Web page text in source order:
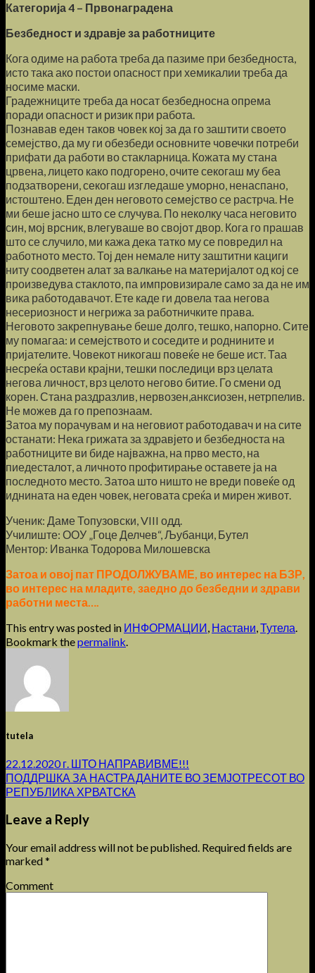
Категорија 4 – Првонаградена
Безбедност и здравје за работниците
Кога одиме на работа треба да пазиме при безбедноста,
исто така ако постои опасност при хемикалии треба да
носиме маски.
Градежниците треба да носат безбедносна опрема
поради опасност и ризик при работа.
Познавав еден таков човек кој за да го заштити своето
семејство, да му ги обезбеди основните човечки потреби
прифати да работи во стакларница. Кожата му стана
црвена, лицето како подгорено, очите секогаш му беа
подзатворени, секогаш изгледаше уморно, ненаспано,
истоштено. Еден ден неговото семејство се растрча. Не
ми беше јасно што се случува. По неколку часа неговито
син, мој врсник, влегуваше во својот двор. Кога го прашав
што се случило, ми кажа дека татко му се повредил на
работното место. Тој ден немале ниту заштитни кациги
ниту соодветен алат за валкање на материјалот од кој се
произведува стаклото, па импровизирале само за да не им
вика работодавачот. Ете каде ги довела таа негова
несериозност и негрижа за работничките права.
Неговото закрепнување беше долго, тешко, напорно. Сите
му помагаа: и семејството и соседите и роднините и
пријателите. Човекот никогаш повеќе не беше ист. Таа
несреќа остави крајни, тешки последици врз целата
негова личност, врз целото негово битие. Го смени од
корен. Стана раздразлив, нервозен,анксиозен, нетрпелив.
Не можев да го препознаам.
Затоа му порачувам и на неговиот работодавач и на сите
останати: Нека грижата за здравјето и безбедноста на
работниците ви биде најважна, на прво место, на
пиедесталот, а личното профитирање оставете ја на
последното место. Затоа што ништо не вреди повеќе од
иднината на еден човек, неговата среќа и мирен живот.
Ученик: Даме Топузовски, VIII одд.
Училиште: ООУ „Гоце Делчев“, Љубанци, Бутел
Ментор: Иванка Тодорова Милошевска
Затоа и овој пат ПРОДОЛЖУВАМЕ, во интерес на БЗР,
во интерес на младите, заедно до безбедни и здрави
работни места….
This entry was posted in ИНФОРМАЦИИ, Настани,Тутела.
Bookmark thepermalink.
tutela
22.12.2020 г. ШТО НАПРАВИВМЕ!!!
ПОДДРШКА ЗА НАСТРАДАНИТЕ ВО ЗЕМЈОТРЕСОТ ВО
РЕПУБЛИКА ХРВАТСКА
Leave a Reply
Your email address will not be published. Required fields are
marked*
Comment